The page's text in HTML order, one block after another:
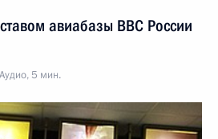
авиабазы ВВС России
Аудио, 5 мин.